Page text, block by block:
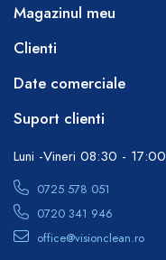
Magazinul meu
Clienti
Date comerciale
Suport clienti
Luni -Vineri 08:30 - 17:00
0725 578 051
0720 341 946
office@visionclean.ro